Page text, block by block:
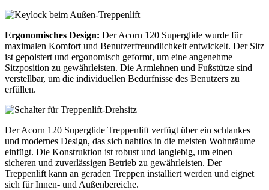
Ergonomisches Design: Der Acorn 120 Superglide wurde für
maximalen Komfort und Benutzerfreundlichkeit entwickelt. Der Sitz
ist gepolstert und ergonomisch geformt, um eine angenehme
Sitzposition zu gewährleisten. Die Armlehnen und Fußstütze sind
verstellbar, um die individuellen Bedürfnisse des Benutzers zu
erfüllen.
Der Acorn 120 Superglide Treppenlift verfügt über ein schlankes
und modernes Design, das sich nahtlos in die meisten Wohnräume
einfügt. Die Konstruktion ist robust und langlebig, um einen
sicheren und zuverlässigen Betrieb zu gewährleisten. Der
Treppenlift kann an geraden Treppen installiert werden und eignet
sich für Innen- und Außenbereiche.